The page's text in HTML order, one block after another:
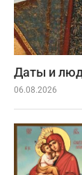
Даты и
06.08.2026